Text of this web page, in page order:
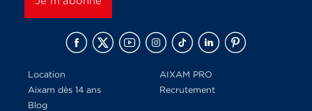
Location
AIXAM PRO
Aixam dès 14 ans
Recrutement
Blog